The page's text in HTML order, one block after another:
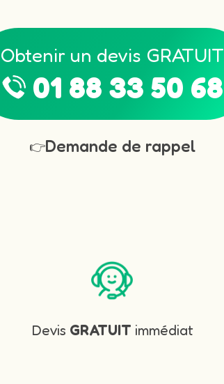
Obtenir un devis GRATUIT
01 88 33 50 68
👉Demande de rappel
Devis GRATUIT immédiat